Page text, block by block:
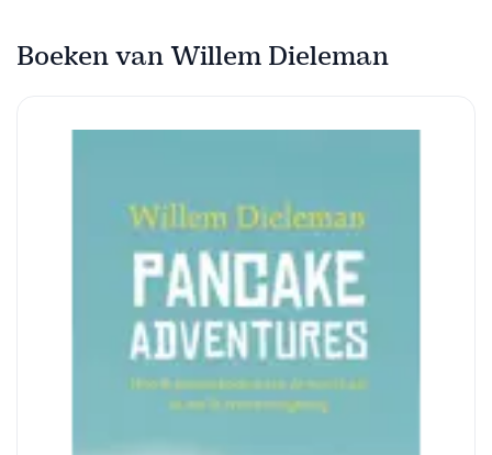
Boeken van Willem Dieleman